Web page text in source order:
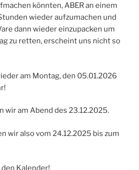
könnten, ABER an einem
wieder aufzumachen und
dann wieder einzupacken um
zu retten, erscheint uns nicht so
am Montag, den 05.01.2026
wir am Abend des 23.12.2025.
wir also vom 24.12.2025 bis zum
Kalender!